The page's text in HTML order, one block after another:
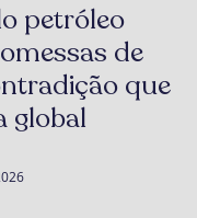
petróleo
de
que
global